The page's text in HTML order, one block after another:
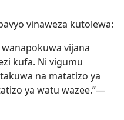
vinaweza kutolewa:
vijana
kufa. Ni vigumu
na matatizo ya
ya watu wazee.”—